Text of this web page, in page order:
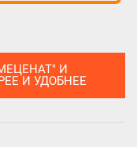
И
И УДОБНЕЕ